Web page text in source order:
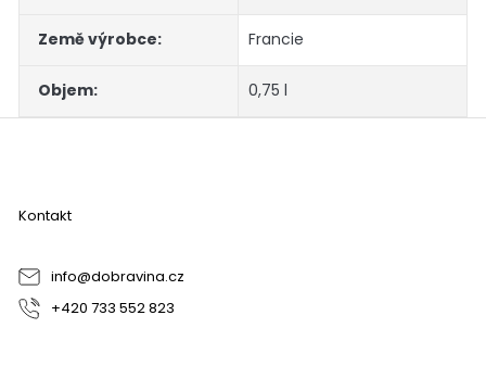
Země výrobce: Francie
Objem: 0,75 l
Z
Kontakt
info@dobravina.cz
+420 733 552 823